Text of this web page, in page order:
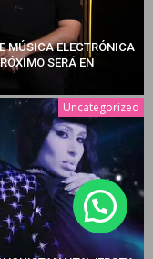
MÚSICA ELECTRÓNICA
SERÁ EN
Uncategorized